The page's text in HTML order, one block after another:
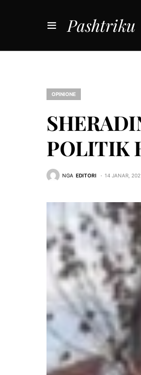
Pashtriku
OPINIONE
POLITIK
NGA EDITORI 14 JANAR,